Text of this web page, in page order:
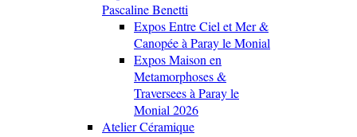
Pascaline Benetti
Expos Entre Ciel et Mer &
Canopée à Paray le Monial
Expos Maison en
Metamorphoses &
Traversees à Paray le
Monial 2026
Atelier Céramique